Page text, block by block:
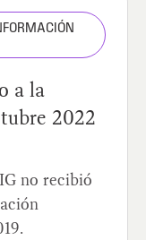
a la
2022
no recibió